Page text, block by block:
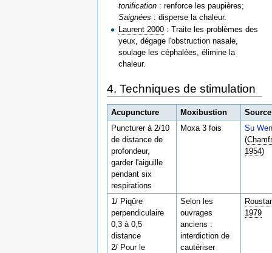
tonification : renforce les paupières;
Saignées : disperse la chaleur.
Laurent 2000 : Traite les problèmes des
yeux, dégage l'obstruction nasale,
soulage les céphalées, élimine la
chaleur.
4. Techniques de stimulation
Acupuncture Moxibustion
Source
Puncturer à 2/10
de distance de
profondeur,
garder l'aiguille
pendant six
respirations
Moxa 3 fois
Su
(
1954)
1/ Piqûre
perpendiculaire
0,3 à 0,5
distance
2/ Pour le
Selon les
ouvrages
anciens :
interdiction de
cautériser
1979